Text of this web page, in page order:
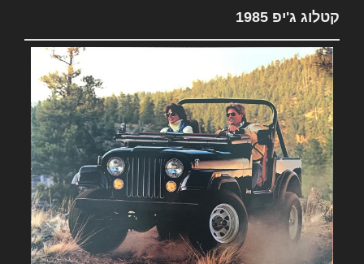
קטלוג ג'יפ 1985